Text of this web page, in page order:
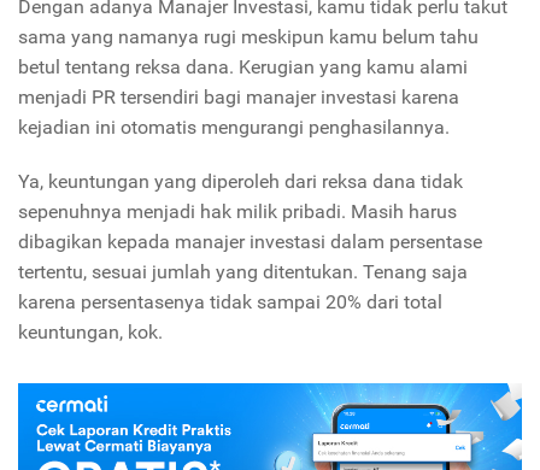
Dengan adanya Manajer Investasi, kamu tidak perlu takut
sama yang namanya rugi meskipun kamu belum tahu
betul tentang reksa dana. Kerugian yang kamu alami
menjadi PR tersendiri bagi manajer investasi karena
kejadian ini otomatis mengurangi penghasilannya.
Ya, keuntungan yang diperoleh dari reksa dana tidak
sepenuhnya menjadi hak milik pribadi. Masih harus
dibagikan kepada manajer investasi dalam persentase
tertentu, sesuai jumlah yang ditentukan. Tenang saja
karena persentasenya tidak sampai 20% dari total
keuntungan, kok.